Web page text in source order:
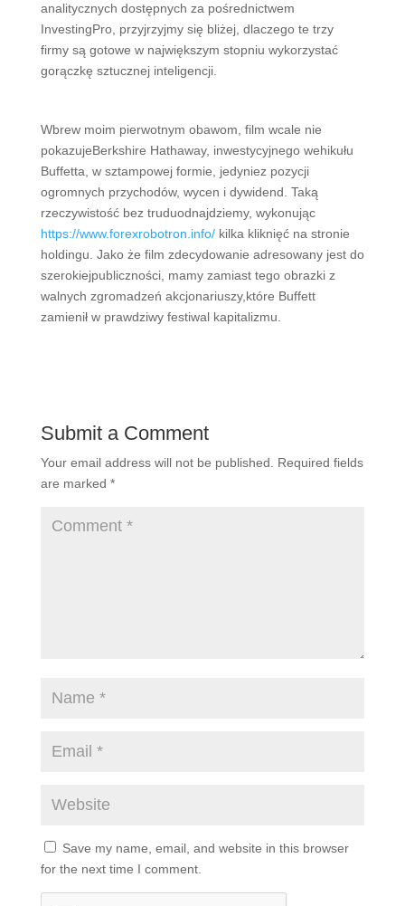
analitycznych dostępnych za pośrednictwem
InvestingPro, przyjrzyjmy się bliżej, dlaczego te trzy
firmy są gotowe w największym stopniu wykorzystać
gorączkę sztucznej inteligencji.
Wbrew moim pierwotnym obawom, film wcale nie
pokazujeBerkshire Hathaway, inwestycyjnego wehikułu
Buffetta, w sztampowej formie, jedyniez pozycji
ogromnych przychodów, wycen i dywidend. Taką
rzeczywistość bez truduodnajdziemy, wykonując
https://www.forexrobotron.info/kilka kliknięć na stronie
holdingu. Jako że film zdecydowanie adresowany jest do
szerokiejpubliczności, mamy zamiast tego obrazki z
walnych zgromadzeń akcjonariuszy,które Buffett
zamienił w prawdziwy festiwal kapitalizmu.
Submit a Comment
Your email address will not be published. Required fields
are marked *
Save my name, email, and website in this browser
for the next time I comment.